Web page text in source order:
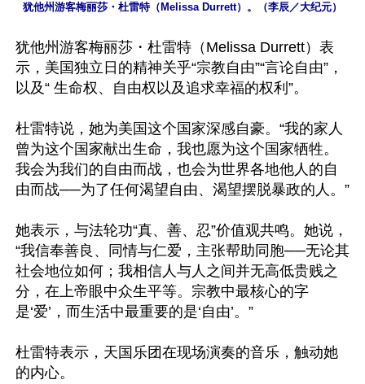
犹他州游客梅丽莎・杜雷特（Melissa Durrett）。（李辰／大纪元）
犹他州游客梅丽莎・杜雷特（Melissa Durrett）表
示，美国独立日的精神关乎“宗教自由”“言论自由”，
以及“ 生命权、自由权以及追求幸福的权利”。
杜雷特说，她为美国这个国家深感自豪。“我的家人
曾为这个国家献出生命，我也愿为这个国家牺牲。
我会为我们的自由而战，也会为世界各地他人的自
由而战──为了任何渴望自由、渴望摆脱暴政的人。”
她表示，与法轮功“真、善、忍”价值观共鸣。她说，
“我信奉善良、同情与仁爱，主张帮助同胞──无论其
社会地位如何；我相信人与人之间并无高低贵贱之
分，在上帝眼中众生平等。宗教中最核心的字
是‘爱’，而生活中最重要的是‘自由’。”
杜雷特表示，天国乐团在现场演奏的音乐，触动她
的内心。